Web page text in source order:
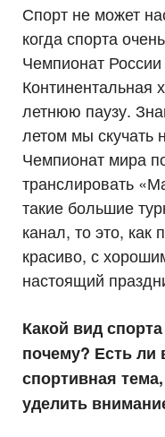
Спорт не может
когда спорта
Чемпионат
Континентальная
летнюю паузу.
летом мы скучать
Чемпионат мира
транслировать
такие большие
канал, то это, как
красиво, с
настоящий
Какой вид
почему? Есть ли
спортивная
уделить